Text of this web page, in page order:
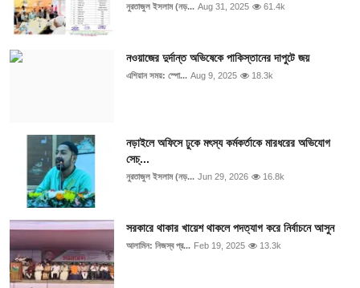
নুরতাজুল ইসলাম (নড়... Aug 31, 2025 61.4k
নওয়াজের দুর্দান্ত অভিষেকে পাকিস্তানের দাপুটে জয়
এশিয়ান সময়: স্পো... Aug 9, 2025 18.3k
নড়াইলে অফিসে ঢুকে মৎস্য কর্মকর্তাকে মারধরের অভিযোগ
সেচ্...
নুরতাজুল ইসলাম (নড়... Jun 29, 2026 16.8k
সরকারে থাকার খায়েশ থাকলে পদত্যাগ করে নির্বাচনে আসুন
আলামিন: নিজস্ব প্র... Feb 19, 2025 13.3k